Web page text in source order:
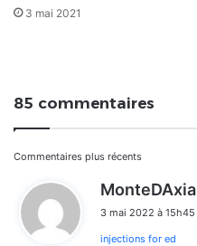
3 mai 2021
85 commentaires
Navigation
dans
les
Commentaires plus récents
MonteDAxia
3 mai 2022 à 15h45
injections for ed